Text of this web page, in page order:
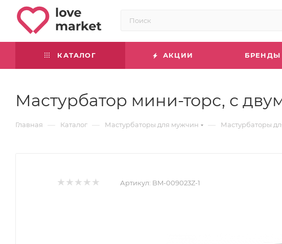
КАТАЛОГ АКЦИИ БРЕНДЫ
Мастурбатор мини-торс, с
Главная — Каталог — Мастурбаторы для мужчин — Мастурбаторы
Артикул: BM-009023Z-1